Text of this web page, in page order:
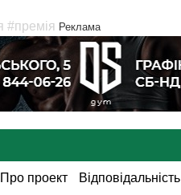
#премія Реклама
Про проект Відповідальність